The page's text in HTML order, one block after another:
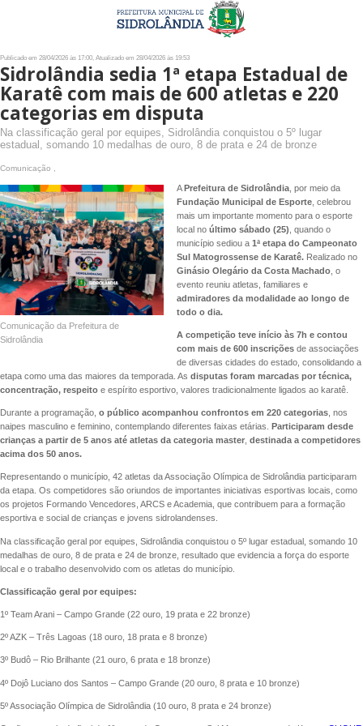
Publicado em 28/04/2026 às 17:00, Atualizado em 28/04/2026 às 19:53
Sidrolândia sedia 1ª etapa Estadual de
Karatê com mais de 600 atletas e 220
categorias em disputa
Na classificação geral por equipes, Sidrolândia conquistou o 5º lugar
estadual, somando 10 medalhas de ouro, 8 de prata e 24 de bronze
Comunicação ,
Comunicação da Prefeitura de
Sidrolândia
APrefeitura de Sidrolândia, por meio da
Fundação Municipal de Esporte, celebrou
mais um importante momento para o esporte
local no último sábado (25) , quando o
município sediou a1ª etapa do Campeonato
Sul Matogrossense de Karatê.Realizado no
Ginásio Olegário da Costa Machado, o
evento reuniu atletas, familiares e
admiradores da modalidade ao longo de
todo o dia.
A competição teve início às 7h e contou
com mais de 600 inscriçõesde associações
de diversas cidades do estado, consolidando a
etapa como uma das maiores da temporada. As disputas foram marcadas por técnica,
concentração, respeito e espírito esportivo, valores tradicionalmente ligados ao karatê.
Durante a programação, o público acompanhou confrontos em 220 categorias , nos
naipes masculino e feminino, contemplando diferentes faixas etárias.
Participaram desde
crianças a partir de 5 anos até atletas da categoria master destinada a competidores
acima dos 50 anos.
Representando o município, 42 atletas da Associação Olímpica de Sidrolândia participaram
da etapa. Os competidores são oriundos de importantes iniciativas esportivas locais, como
os projetos Formando Vencedores, ARCS e Academia, que contribuem para a formação
esportiva e social de crianças e jovens sidrolandenses.
Na classificação geral por equipes, Sidrolândia conquistou o 5º lugar estadual, somando 10
medalhas de ouro, 8 de prata e 24 de bronze, resultado que evidencia a força do esporte
local e o trabalho desenvolvido com os atletas do município.
Classificação geral por equipes:
1º Team Arani – Campo Grande (22 ouro, 19 prata e 22 bronze)
2º AZK – Três Lagoas (18 ouro, 18 prata e 8 bronze)
3º Budô – Rio Brilhante (21 ouro, 6 prata e 18 bronze)
4º Dojô Luciano dos Santos – Campo Grande (20 ouro, 8 prata e 10 bronze)
5º Associação Olímpica de Sidrolândia (10 ouro, 8 prata e 24 bronze)